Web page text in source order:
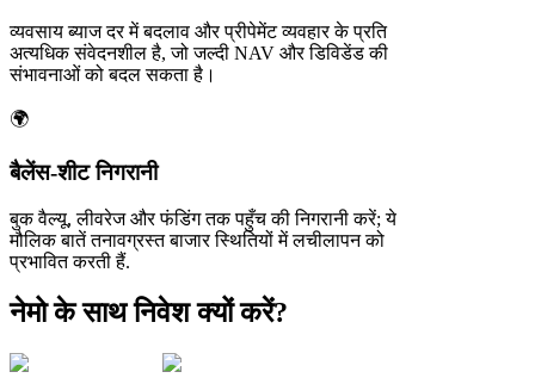
व्यवसाय ब्याज दर में बदलाव और प्रीपेमेंट व्यवहार के प्रति
अत्यधिक संवेदनशील है, जो जल्दी NAV और डिविडेंड की
संभावनाओं को बदल सकता है।
🌍
बैलेंस-शीट निगरानी
बुक वैल्यू, लीवरेज और फंडिंग तक पहुँच की निगरानी करें; ये
मौलिक बातें तनावग्रस्त बाजार स्थितियों में लचीलापन को
प्रभावित करती हैं.
नेमो के साथ निवेश क्यों करें?